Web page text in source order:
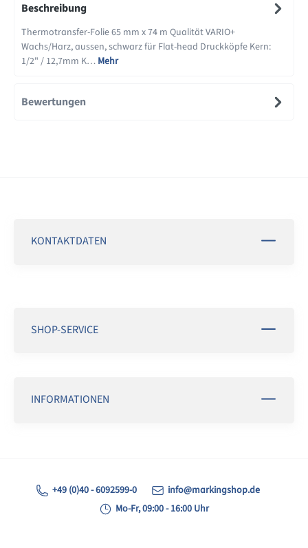
Beschreibung
Thermotransfer-Folie 65 mm x 74 m Qualität VARIO+
Wachs/Harz, aussen, schwarz für Flat-head Druckköpfe Kern:
1/2" / 12,7mm K… Mehr
Bewertungen
KONTAKTDATEN
SHOP-SERVICE
INFORMATIONEN
+49 (0)40 - 6092599-0
info@markingshop.de
Mo-Fr, 09:00 - 16:00 Uhr